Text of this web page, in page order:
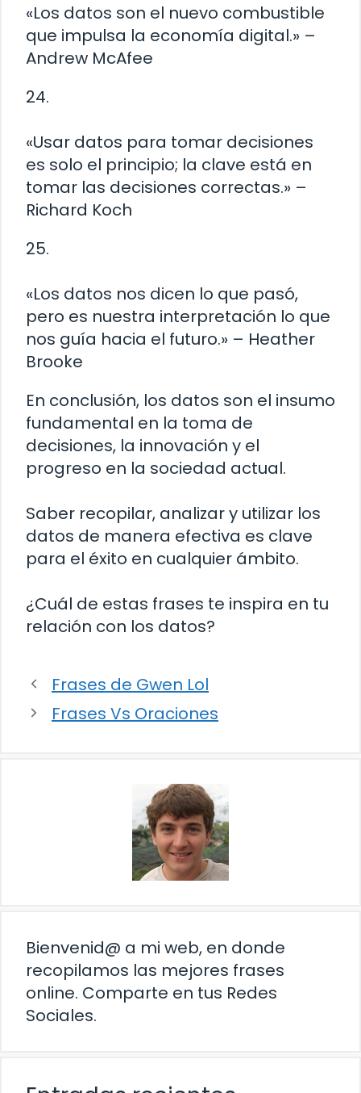
«Los datos son el nuevo combustible
que impulsa la economía digital.» –
Andrew McAfee
24.
«Usar datos para tomar decisiones
es solo el principio; la clave está en
tomar las decisiones correctas.» –
Richard Koch
25.
«Los datos nos dicen lo que pasó,
pero es nuestra interpretación lo que
nos guía hacia el futuro.» – Heather
Brooke
En conclusión, los datos son el insumo
fundamental en la toma de
decisiones, la innovación y el
progreso en la sociedad actual.
Saber recopilar, analizar y utilizar los
datos de manera efectiva es clave
para el éxito en cualquier ámbito.
¿Cuál de estas frases te inspira en tu
relación con los datos?
Frases de Gwen Lol
Frases Vs Oraciones
Bienvenid@ a mi web, en donde
recopilamos las mejores frases
online. Comparte en tus Redes
Sociales.